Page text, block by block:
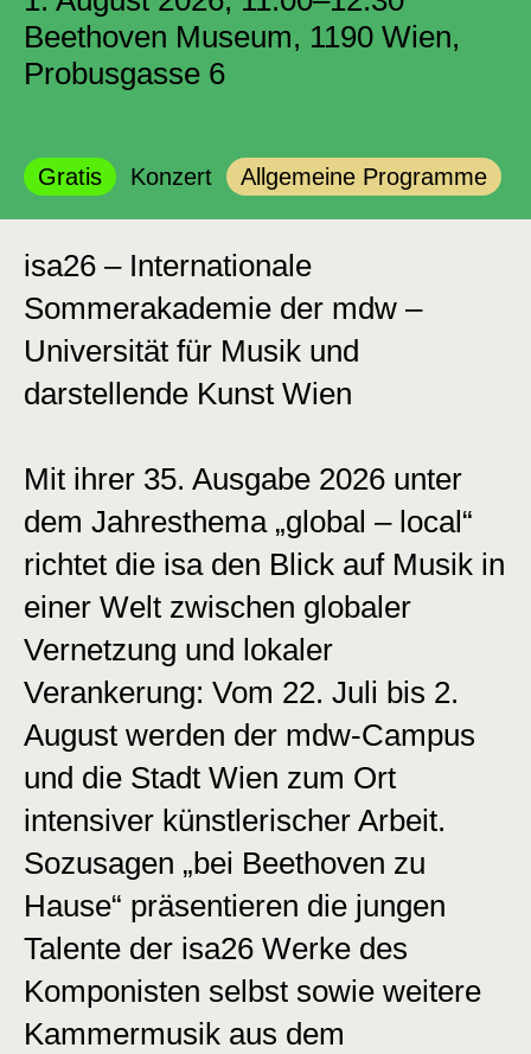
Beethoven Museum, 1190 Wien,
Probusgasse 6
Kategorie:
Gratis Kategorie:
Konzert Kategorie:
Allgemeine Programme
isa26 – Internationale
Sommerakademie der mdw –
Universität für Musik und
darstellende Kunst Wien
Mit ihrer 35. Ausgabe 2026 unter
dem Jahresthema „global – local“
richtet die isa den Blick auf Musik in
einer Welt zwischen globaler
Vernetzung und lokaler
Verankerung: Vom 22. Juli bis 2.
August werden der mdw-Campus
und die Stadt Wien zum Ort
intensiver künstlerischer Arbeit.
Sozusagen „bei Beethoven zu
Hause“ präsentieren die jungen
Talente der isa26 Werke des
Komponisten selbst sowie weitere
Kammermusik aus dem